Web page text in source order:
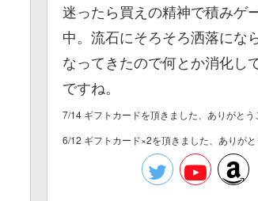
迷ったら買えの精神で積みゲ
中。流石にそろそろ洒落にな
なってきたので何とか消化し
ですね。
7/14 ギフトカードを頂きました、ありがとう
6/12 ギフトカード×2を頂きました、ありがと